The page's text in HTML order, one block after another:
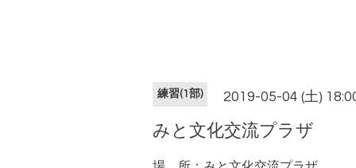
練習(1部) 2019-05-04 (土)
みと文化交流プラザ